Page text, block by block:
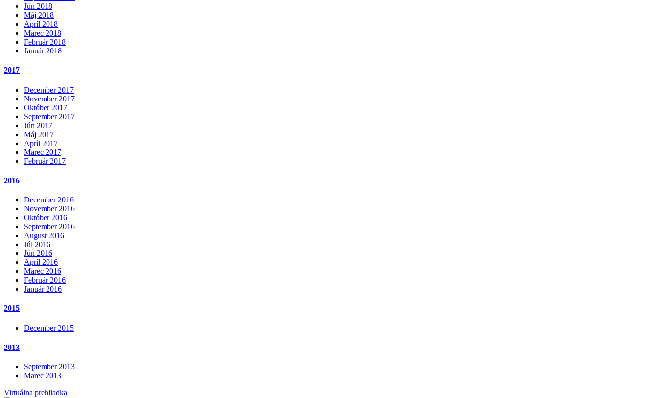
Jún 2018
Máj 2018
Apríl 2018
Marec 2018
Február 2018
Január 2018
2017
December 2017
November 2017
Október 2017
September 2017
Jún 2017
Máj 2017
Apríl 2017
Marec 2017
Február 2017
2016
December 2016
November 2016
Október 2016
September 2016
August 2016
Júl 2016
Jún 2016
Apríl 2016
Marec 2016
Február 2016
Január 2016
2015
December 2015
2013
September 2013
Marec 2013
Virtuálna prehliadka